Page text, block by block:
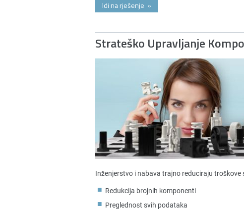
Idi na rješenje »
Strateško Upravljanje
Inženjerstvo i nabava trajno reduciraju
Redukcija brojnih komponenti
Preglednost svih podataka